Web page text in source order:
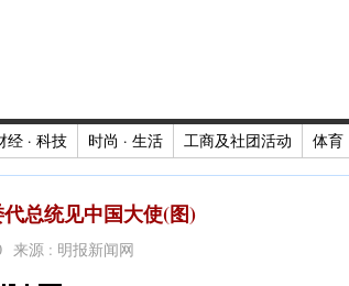
经 · 科技 时尚 · 生活 工商及社团活动 体育
总统见中国大使(图)
来源 : 明报新闻网